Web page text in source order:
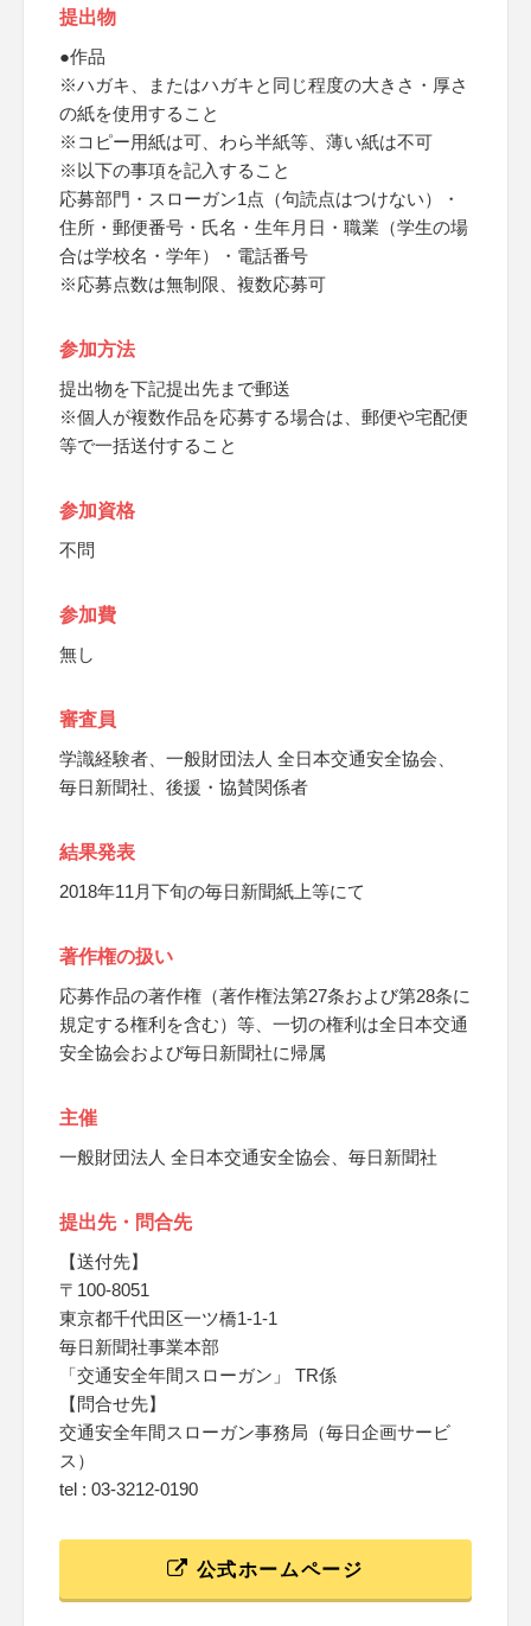
提出物
●作品
※ハガキ、またはハガキと同じ程度の大きさ・厚さ
の紙を使用すること
※コピー用紙は可、わら半紙等、薄い紙は不可
※以下の事項を記入すること
応募部門・スローガン1点（句読点はつけない）・
住所・郵便番号・氏名・生年月日・職業（学生の場
合は学校名・学年）・電話番号
※応募点数は無制限、複数応募可
参加方法
提出物を下記提出先まで郵送
※個人が複数作品を応募する場合は、郵便や宅配便
等で一括送付すること
参加資格
不問
参加費
無し
審査員
学識経験者、一般財団法人 全日本交通安全協会、
毎日新聞社、後援・協賛関係者
結果発表
2018年11月下旬の毎日新聞紙上等にて
著作権の扱い
応募作品の著作権（著作権法第27条および第28条に
規定する権利を含む）等、一切の権利は全日本交通
安全協会および毎日新聞社に帰属
主催
一般財団法人 全日本交通安全協会、毎日新聞社
提出先・問合先
【送付先】
〒100-8051
東京都千代田区一ツ橋1-1-1
毎日新聞社事業本部
「交通安全年間スローガン」 TR係
【問合せ先】
交通安全年間スローガン事務局（毎日企画サービ
ス）
tel : 03-3212-0190
公式ホームページ